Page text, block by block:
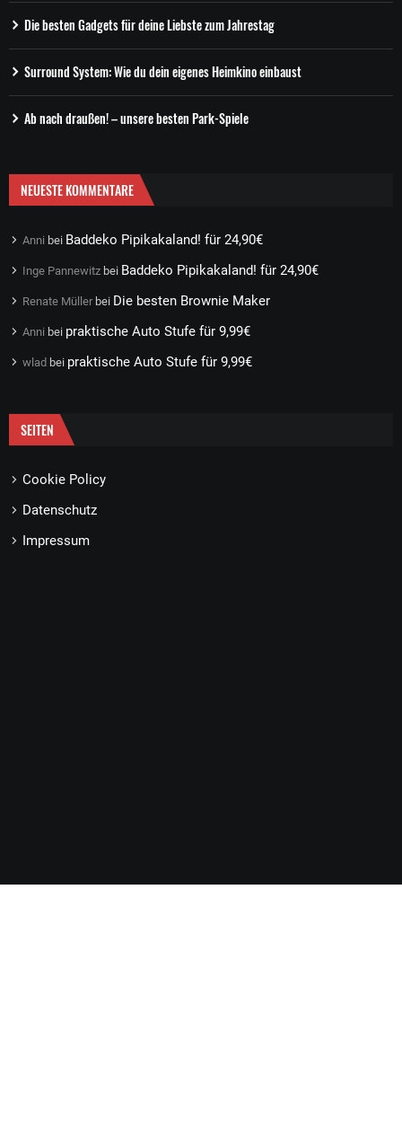
Die besten Gadgets für deine Liebste zum Jahrestag
Surround System: Wie du dein eigenes Heimkino einbaust
Ab nach draußen! – unsere besten Park-Spiele
NEUESTE KOMMENTARE
Anni bei Baddeko Pipikakaland! für 24,90€
Inge Pannewitz bei Baddeko Pipikakaland! für 24,90€
Renate Müller bei Die besten Brownie Maker
Anni bei praktische Auto Stufe für 9,99€
wlad bei praktische Auto Stufe für 9,99€
SEITEN
Cookie Policy
Datenschutz
Impressum